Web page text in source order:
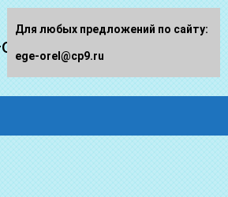
Для любых предложений по сайту:
ege-orel@cp9.ru